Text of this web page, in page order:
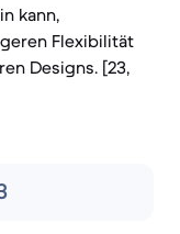
kann,
Flexibilität
Designs. [23,